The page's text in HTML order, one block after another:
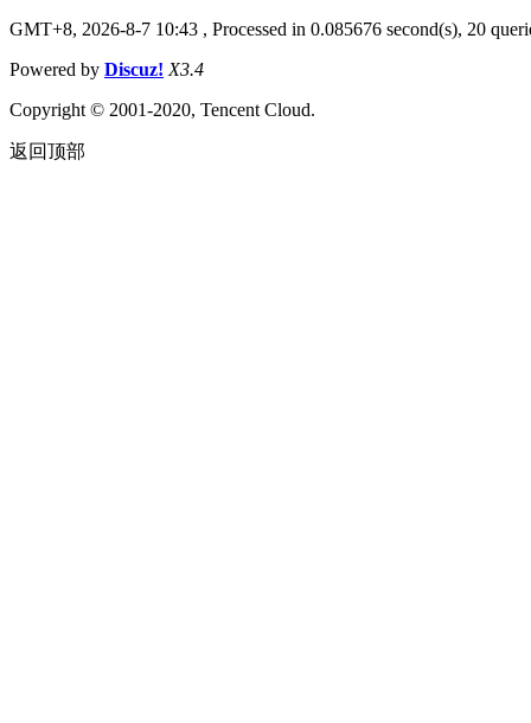
GMT+8, 2026-8-7 10:43 , Processed in 0.085676 second(s), 20
Powered by Discuz! X3.4
Copyright © 2001-2020, Tencent Cloud.
返回顶部